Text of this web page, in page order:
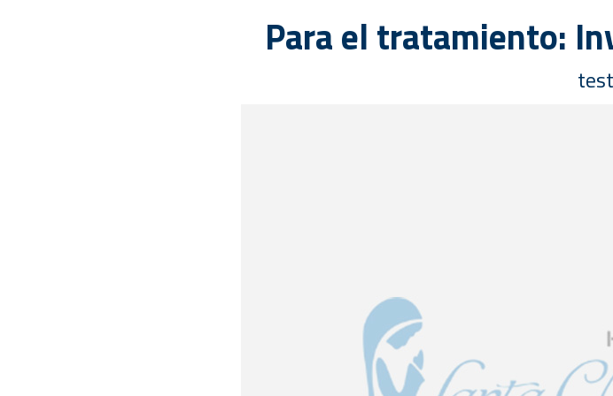
Para el tratamiento:
test